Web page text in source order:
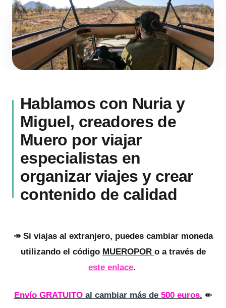
Hablamos con Nuria y
Miguel, creadores de
Muero por viajar
especialistas en
organizar viajes y crear
contenido de calidad
↠ Si viajas al extranjero, puedes cambiar moneda
utilizando el código MUEROPOR o a través de
este enlace.
Envío GRATUITO al cambiar más de 500 euros. ↞